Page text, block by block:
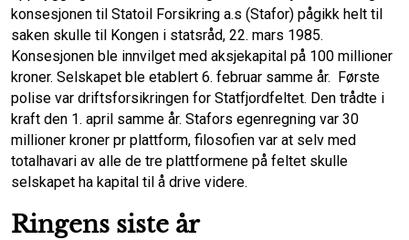
konsesjonen til Statoil Forsikring a.s (Stafor) pågikk helt til
saken skulle til Kongen i statsråd, 22. mars 1985.
Konsesjonen ble innvilget med aksjekapital på 100 millioner
kroner. Selskapet ble etablert 6. februar samme år. Første
polise var driftsforsikringen for Statfjordfeltet. Den trådte i
kraft den 1. april samme år. Stafors egenregning var 30
millioner kroner pr plattform, filosofien var at selv med
totalhavari av alle de tre plattformene på feltet skulle
selskapet ha kapital til å drive videre.
Ringens siste år